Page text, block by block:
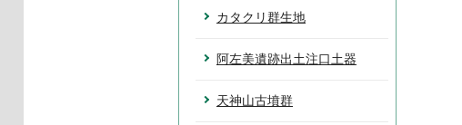
カタクリ群生地
阿左美遺跡出土注口土器
天神山古墳群